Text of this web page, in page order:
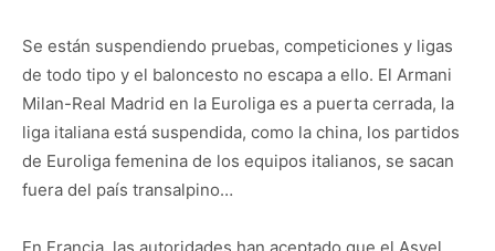
Se están suspendiendo pruebas, competiciones y ligas
de todo tipo y el baloncesto no escapa a ello. El Armani
Milan-Real Madrid en la Euroliga es a puerta cerrada, la
liga italiana está suspendida, como la china, los partidos
de Euroliga femenina de los equipos italianos, se sacan
fuera del país transalpino…